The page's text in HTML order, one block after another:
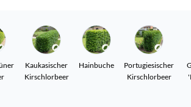
Kaukasischer
Kirschlorbeer
Hainbuche
Portugiesischer
Kirschlorbeer